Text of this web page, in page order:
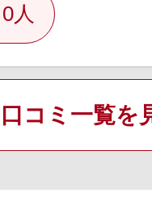
0人
口コミ一覧を